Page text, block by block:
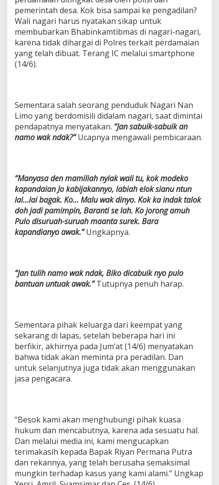
pemerintah desa. Kok bisa sampai ke pengadilan?
Wali nagari harus nyatakan sikap untuk
membubarkan Bhabinkamtibmas di nagari-nagari,
karena tidak dihargai di Polres terkait perdamaian
yang telah dibuat. Terang IC melalui smartphone
(14/6).
Sementara salah seorang penduduk Nagari Nan
Limo yang berdomisili didalam nagari, saat dimintai
pendapatnya menyatakan. “Jan sabuik-sabuik an
namo wak ndak?” Ucapnya mengawali pembicaraan.
“Manyasa den mamiliah nyiak wali tu, kok modeko
kapandaian Jo kabijakannyo, labiah elok sianu ntun
lai…lai bagak. Ko… Malu wak dinyo. Kok ka indak talok
doh jadi pamimpin, Baranti se lah. Ko jorong amuh
Pulo disuruah-suruah maanta surek. Bara
kapandianyo awak.”Ungkapnya.
“Jan tulih namo wak ndak, Biko dicabuik nyo pulo
bantuan untuak awak.”Tutupnya penuh harap.
Sementara pihak keluarga dari keempat yang
sekarang di lapas, setelah beberapa hari ini
berfikir, akhirnya pada Jum’at (14/6) menyatakan
bahwa tidak akan meminta pra peradilan. Dan
untuk selanjutnya juga tidak akan menggunakan
jasa pengacara.
“Besok kami akan menghubungi pihak kuasa
hukum dan mencabutnya, karena ada sesuatu hal.
Dan melalui media ini, kami mengucapkan
terimakasih kepada Bapak Riyan Permana Putra
dan rekannya, yang telah berusaha semaksimal
mungkin terhadap kasus yang kami alami.” Ungkap